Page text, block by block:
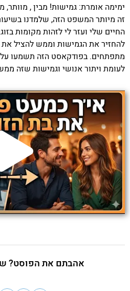
ימימה אומרת: גמישות! מבין , מוותר,
זה מיותר המשפט הזה, שלמדנו
החיים שלי ועזר לי לזהות מקומות
להחזיר את הגמישות וממש להציל
מתפתחים. בפודקאסט הזה תשמעו
לעומת ויתור אנושי וגמישות שזה
אהבתם את הפוסט?